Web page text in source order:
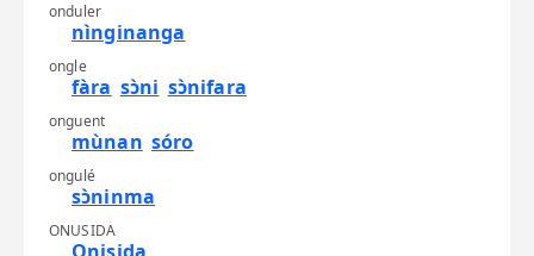
onduler
nìnginanga
ongle
fàra sɔ̀ni sɔ̀nifara
onguent
mùnan sóro
ongulé
sɔ̀ninma
ONUSIDA